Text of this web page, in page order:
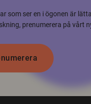
som ser en i ögonen är
prenumerera på vårt